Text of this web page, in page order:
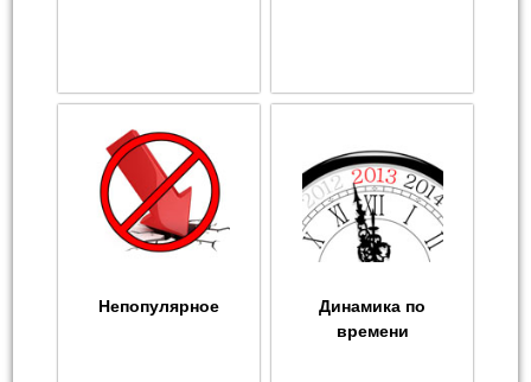
Непопулярное
Динамика по
времени